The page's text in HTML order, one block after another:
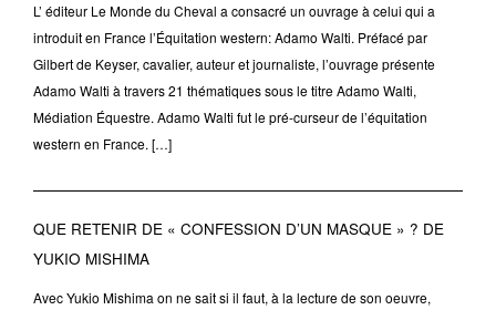
L’ éditeur Le Monde du Cheval a consacré un ouvrage à celui qui a
introduit en France l’Équitation western: Adamo Walti. Préfacé par
Gilbert de Keyser, cavalier, auteur et journaliste, l’ouvrage présente
Adamo Walti à travers 21 thématiques sous le titre Adamo Walti,
Médiation Équestre. Adamo Walti fut le pré-curseur de l’équitation
western en France. […]
QUE RETENIR DE « CONFESSION D’UN MASQUE » ? DE
YUKIO MISHIMA
Avec Yukio Mishima on ne sait si il faut, à la lecture de son oeuvre,